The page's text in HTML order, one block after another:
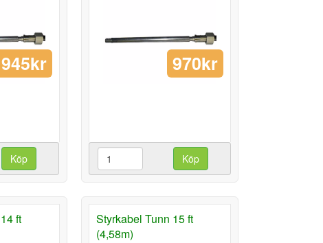
945kr
Köp
970kr
Köp
ft
Styrkabel Tunn 15 ft
(4,58m)